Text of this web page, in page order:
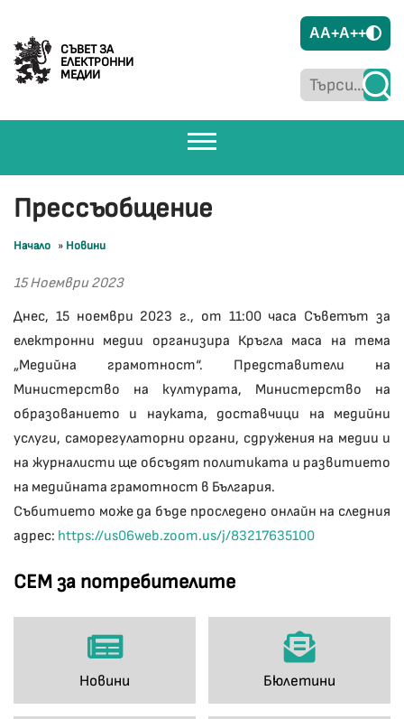
СЪВЕТ ЗА
ЕЛЕКТРОННИ
МЕДИИ
AA+A++
СЕМ за потребителите
Новини Бюлетини
Прессъобщение
Начало » Новини
15 Ноември 2023
Днес, 15 ноември 2023 г., от 11:00 часа Съветът за
електронни медии организира Кръгла маса на тема
„Медийна грамотност“. Представители на
Министерство на културата, Министерство на
образованието и науката, доставчици на медийни
услуги, саморегулаторни органи, сдружения на медии и
на журналисти ще обсъдят политиката и развитието
на медийната грамотност в България.
Събитието може да бъде проследено онлайн на следния
адрес: https://us06web.zoom.us/j/83217635100